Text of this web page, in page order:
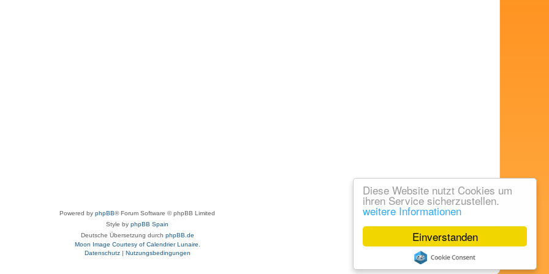
Einverstanden
Diese Website nutzt Cookies um
ihren Service sicherzustellen.
weitere Informationen
Powered by phpBB® Forum Software © phpBB Limited
Style by phpBB Spain
Deutsche Übersetzung durch phpBB.de
Moon Image Courtesy of Calendrier Lunaire.
Datenschutz| Nutzungsbedingungen